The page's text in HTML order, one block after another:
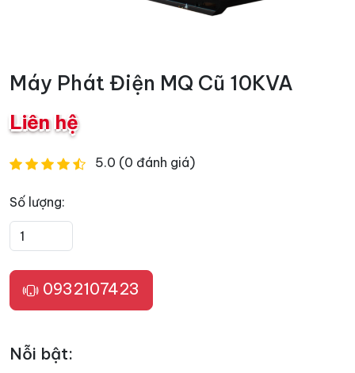
Máy Phát Điện MQ Cũ 10KVA
Liên hệ
5.0 (0 đánh giá)
Số lượng:
0932107423
Nỗi bật: